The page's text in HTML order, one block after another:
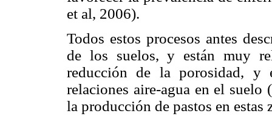
et al, 2006).
Todos estos procesos antes
de los suelos, y están muy
reducción de la porosidad, y
relaciones aire-agua en el suelo
la producción de pastos en estas